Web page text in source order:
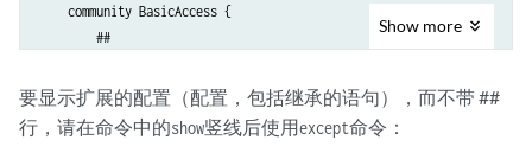
    community BasicAccess {
        ##
        ##
        authorization read-only;
    }
Show more
要显示扩展的配置（配置，包括继承的语句），而不带 ##
行，请在命令中的show竖线后使用except命令：